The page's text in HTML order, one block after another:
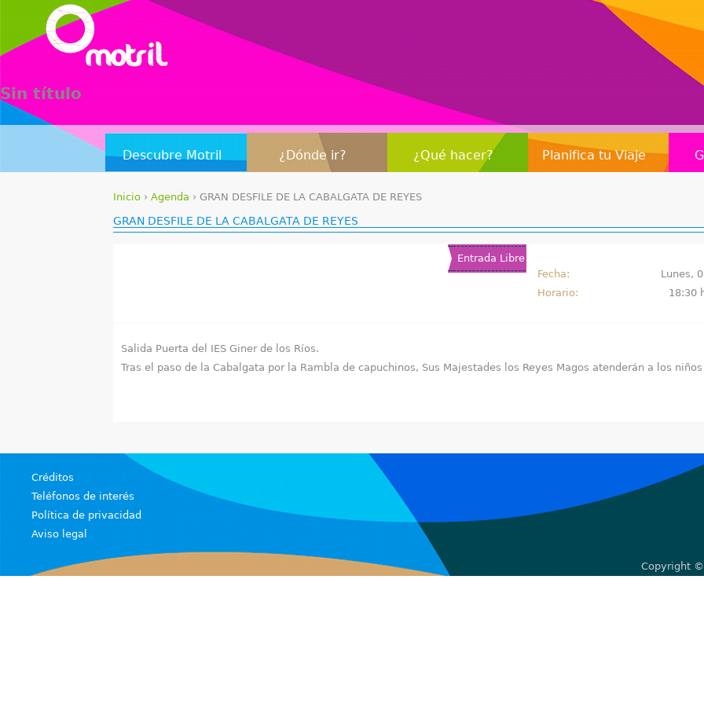
Sin título
Descubre Motril ¿Dónde ir? ¿Qué hacer? Planifica tu Viaje
S
c
u
r
a
u
Inicio ›Agenda ›GRAN DESFILE DE LA CABALGATA DE REYES
GRAN DESFILE DE LA CABALGATA DE REYES
Entrada Libre
Fecha:
Lunes,
Horario:
18:30
Salida Puerta del IES Giner de los Ríos.
Tras el paso de la Cabalgata por la Rambla de capuchinos, Sus Majestades los Reyes Magos atenderán a los
Créditos
Teléfonos de interés
Política de privacidad
Aviso legal
Copyright ©